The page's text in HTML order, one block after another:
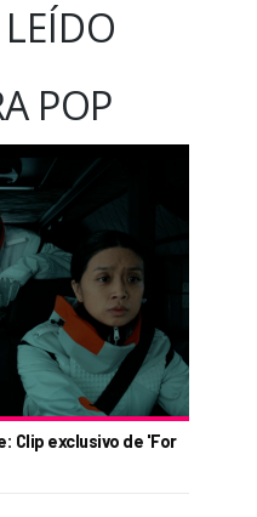
POP
Clip exclusivo de 'For